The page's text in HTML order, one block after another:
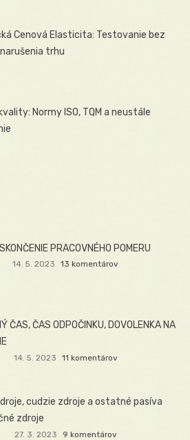
Cenová Elasticita: Testovanie bez
trhu
Normy ISO, TQM a neustále
PRACOVNÉHO POMERU
14. 5. 2023 13 komentárov
ČAS, ČAS ODPOČINKU, DOVOLENKA NA
14. 5. 2023 11 komentárov
cudzie zdroje a ostatné pasíva
zdroje
27. 3. 2023 9 komentárov